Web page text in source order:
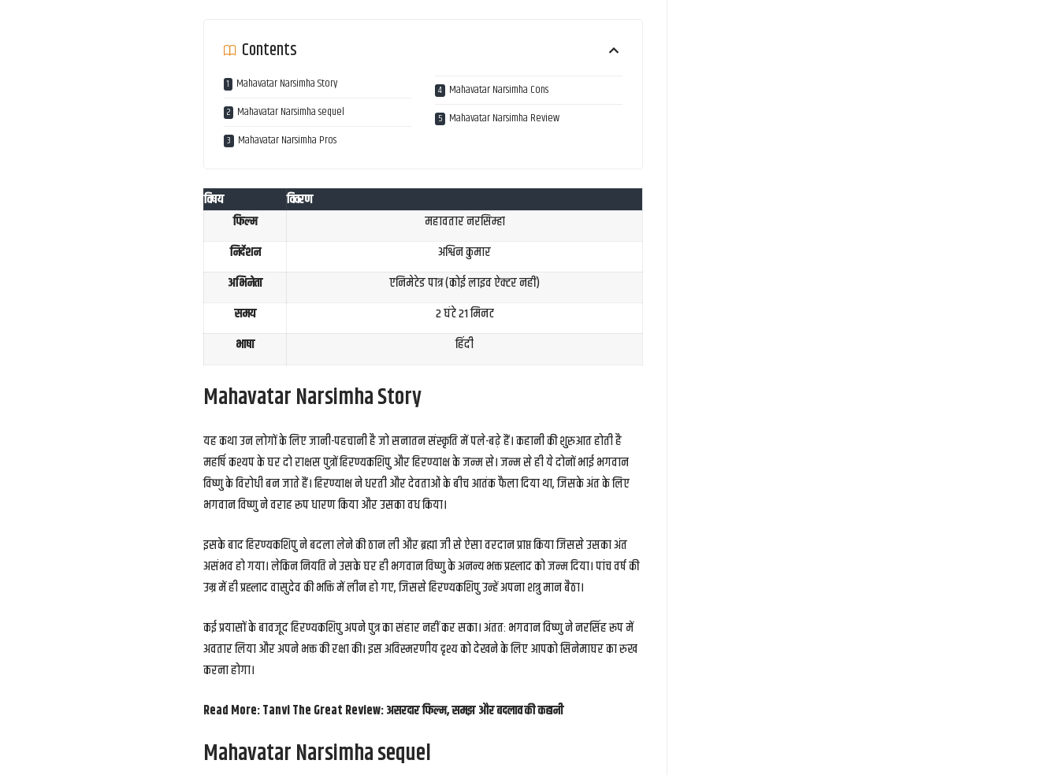
Contents
Mahavatar Narsimha Story
Mahavatar Narsimha sequel
Mahavatar Narsimha Pros
Mahavatar Narsimha Cons
Mahavatar Narsimha Review
विषय
विवरण
फिल्म
महावतार नरसिम्हा
निर्देशन
अश्विन कुमार
अभिनेता
एनिमेटेड पात्र (कोई लाइव ऐक्टर नहीं)
समय
2 घंटे 21 मिनट
भाषा
हिंदी
Mahavatar Narsimha Story
यह कथा उन लोगों के लिए जानी-पहचानी है जो सनातन संस्कृति में पले-बढ़े हैं। कहानी की शुरुआत होती है
महर्षि कश्यप के घर दो राक्षस पुत्रों हिरण्यकशिपु और हिरण्याक्ष के जन्म से। जन्म से ही ये दोनों भाई भगवान
विष्णु के विरोधी बन जाते हैं। हिरण्याक्ष ने धरती और देवताओं के बीच आतंक फैला दिया था, जिसके अंत के लिए
भगवान विष्णु ने वराह रूप धारण किया और उसका वध किया।
इसके बाद हिरण्यकशिपु ने बदला लेने की ठान ली और ब्रह्मा जी से ऐसा वरदान प्राप्त किया जिससे उसका अंत
असंभव हो गया। लेकिन नियति ने उसके घर ही भगवान विष्णु के अनन्य भक्त प्रह्लाद को जन्म दिया। पांच वर्ष की
उम्र में ही प्रह्लाद वासुदेव की भक्ति में लीन हो गए, जिससे हिरण्यकशिपु उन्हें अपना शत्रु मान बैठा।
कई प्रयासों के बावजूद हिरण्यकशिपु अपने पुत्र का संहार नहीं कर सका। अंततः भगवान विष्णु ने नरसिंह रूप में
अवतार लिया और अपने भक्त की रक्षा की। इस अविस्मरणीय दृश्य को देखने के लिए आपको सिनेमाघर का रुख
करना होगा।
Read More:Tanvi The Great Review: असरदार फिल्म, समझ और बदलाव की कहानी
Mahavatar Narsimha sequel